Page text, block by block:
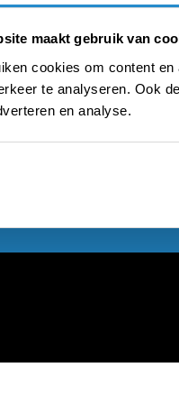
maakt gebruik van
cookies om content
te analyseren. Ook
en analyse.